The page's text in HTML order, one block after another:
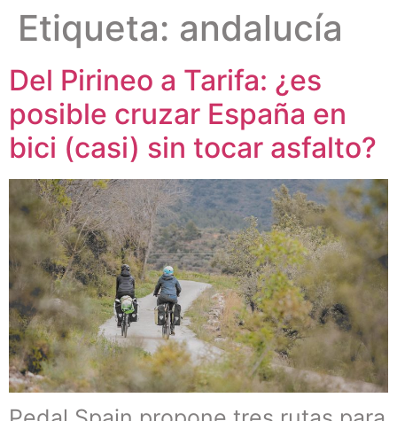
Etiqueta: andalucía
Del Pirineo a Tarifa: ¿es
posible cruzar España en
bici (casi) sin tocar asfalto?